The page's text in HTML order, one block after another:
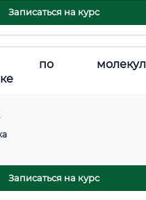
Записаться на курс
по
Записаться на курс